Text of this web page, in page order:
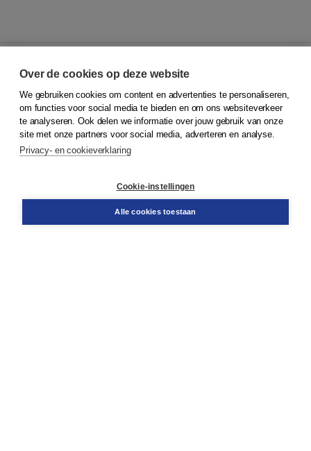
© 2026Koninklijke Boom uitgevers
Klantenservice
Service & informatie
Contact
Over de cookies op deze website
We gebruiken cookies om content en advertenties te personaliseren,
om functies voor social media te bieden en om ons websiteverkeer
te analyseren. Ook delen we informatie over jouw gebruik van onze
site met onze partners voor social media, adverteren en analyse.
Privacy- en cookieverklaring
Cookie-instellingen
Alle cookies toestaan